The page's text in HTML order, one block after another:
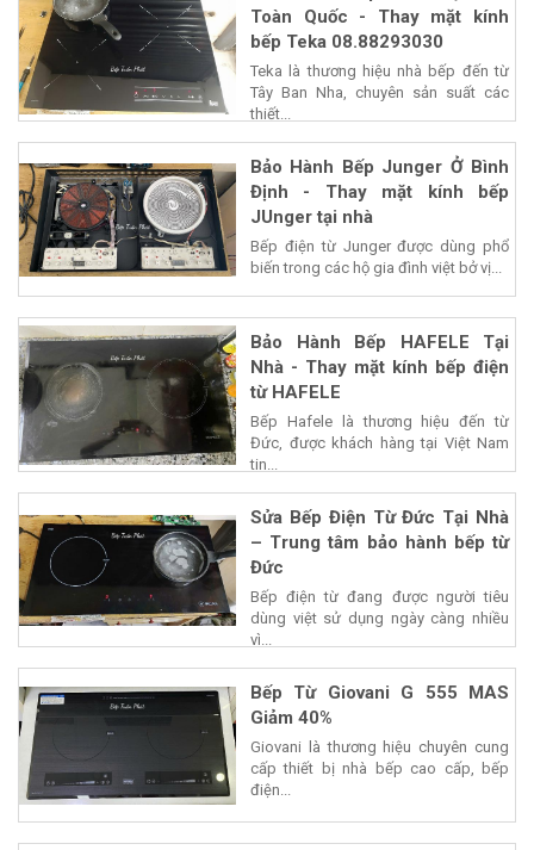
Toàn Quốc - Thay mặt kính
bếp Teka 08.88293030
Teka là thương hiệu nhà bếp đến từ
Tây Ban Nha, chuyên sản suất các
thiết...
Bảo Hành Bếp Junger Ở Bình
Định - Thay mặt kính bếp
JUnger tại nhà
Bếp điện từ Junger được dùng phổ
biến trong các hộ gia đình việt bở vị...
Bảo Hành Bếp HAFELE Tại
Nhà - Thay mặt kính bếp điện
từ HAFELE
Bếp Hafele là thương hiệu đến từ
Đức, được khách hàng tại Việt Nam
tin...
Sửa Bếp Điện Từ Đức Tại Nhà
– Trung tâm bảo hành bếp từ
Đức
Bếp điện từ đang được người tiêu
dùng việt sử dụng ngày càng nhiều
vì...
Bếp Từ Giovani G 555 MAS
Giảm 40%
Giovani là thương hiệu chuyên cung
cấp thiết bị nhà bếp cao cấp, bếp
điện...